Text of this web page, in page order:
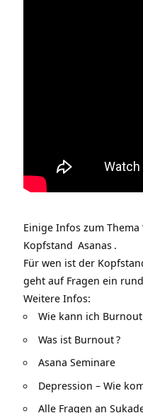
Einige Infos zum
Kopfstand Asanas .
Für wen ist der
geht auf Fragen ein
Weitere Infos:
Wie kann ich
Was ist Burnout?
Asana Seminare
Depression – Wie
Alle Fragen an